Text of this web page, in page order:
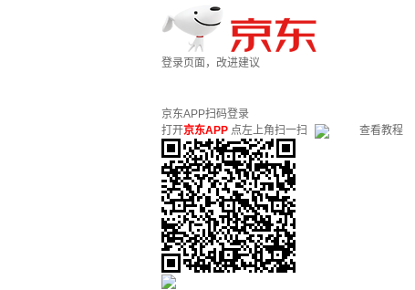
登录页面，改进建议
京东APP扫码登录
打开京东APP 点左上角扫一扫 查看教程